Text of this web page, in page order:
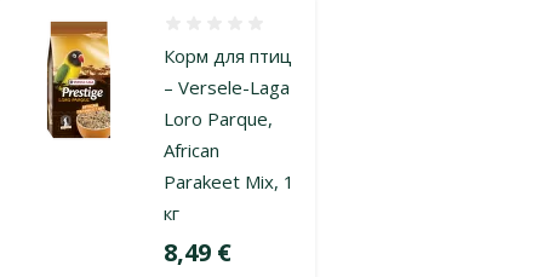
Корм для птиц
– Versele-Laga
Loro Parque,
African
Parakeet Mix, 1
кг
Цена
8,49 €